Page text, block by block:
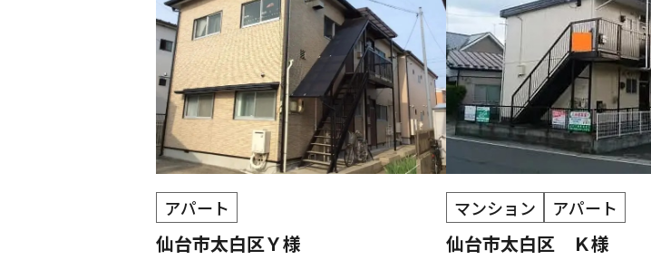
アパート
仙台市太白区Ｙ様
マンション アパート
仙台市太白区 Ｋ様